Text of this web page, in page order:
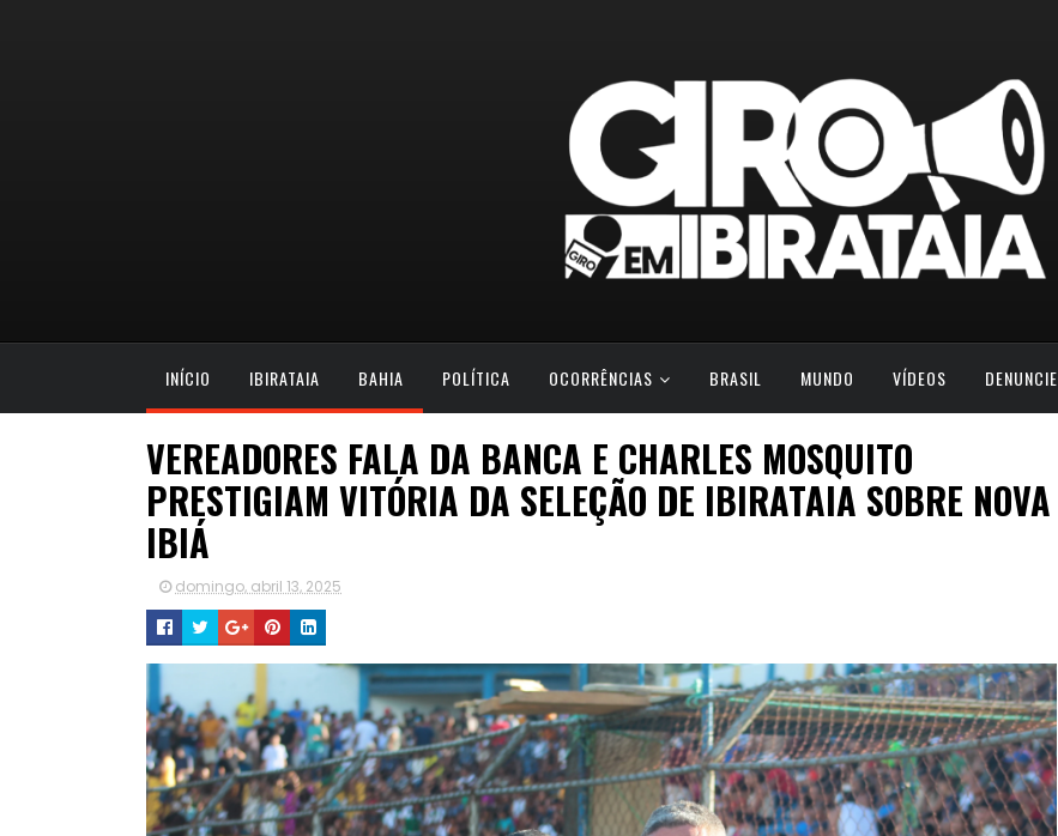
INÍCIO IBIRATAIA BAHIA POLÍTICA OCORRÊNCIAS BRASIL MUNDO VÍDEOS DENUNCIE
VEREADORES FALA DA BANCA E CHARLES MOSQUITO
PRESTIGIAM VITÓRIA DA SELEÇÃO DE IBIRATAIA SOBRE NOVA
IBIÁ
domingo, abril 13, 2025